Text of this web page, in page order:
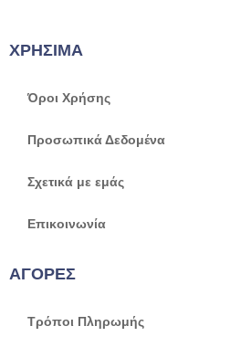
ΧΡΗΣΙΜΑ
Όροι Χρήσης
Προσωπικά Δεδομένα
Σχετικά με εμάς
Επικοινωνία
ΑΓΟΡΕΣ
Τρόποι Πληρωμής